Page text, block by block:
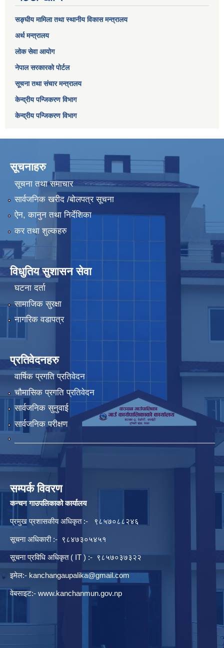
सङ्घीय मामिला तथा स्थानीय विकास मन्त्रालय
अर्थ मन्त्रालय
लोक सेवा आयोग
नेपाल सरकारको पोर्टल
सूचना तथा संचार मन्त्रालय
केन्द्रीय पन्जिकरण विभाग
केन्द्रीय पन्जिकरण विभाग
सूचनाहरु
सूचना तथा समाचार
सार्वजनिक खरीद /बोलपत्र सूचना
ऐन, कानुन तथा निर्देशिका
कर तथा शुल्कहरु
विधुतिय सुशासन सेवा
घटना दर्ता
सामाजिक सुरक्षा
नागरिक वडापत्र
प्रतिवेदनहरु
वार्षिक प्रगति प्रतिवेदन
चौमासिक प्रगति प्रतिवेदन
सार्वजनिक सुनुवाई
सार्वजनिक परीक्षण
सम्पर्क विवरण
कन्चन गाउपलिकाको कार्यालय
प्रमुख प्रशासकीय अधिकृत :- ९८५७०८८२४६
सूचना अधिकारी :- ९८४७३०५४५१
सूचना प्रविधि अधिकृत ( IT ) :- ९८५७०३७३२२
इमेल:- kanchangaupalika@gmail.com
वेबसाइट:- www.kanchanmun.gov.np